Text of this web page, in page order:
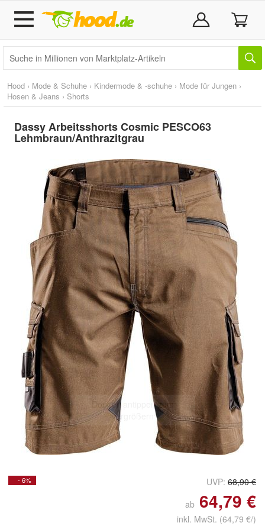
Hood › Mode & Schuhe › Kindermode & -schuhe › Mode für Jungen ›
Hosen & Jeans › Shorts
Dassy Arbeitsshorts Cosmic PESCO63
Lehmbraun/Anthrazitgrau
Doppelt antippen zum
vergrößern
- 6% UVP: 68,90 €
ab 64,79 €
inkl. MwSt. (64,79 €/)